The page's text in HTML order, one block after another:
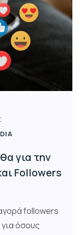
για την
Followers
followers
για όσους